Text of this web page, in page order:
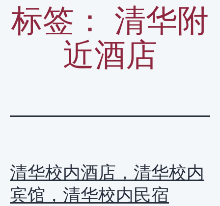
标签： 清华附
近酒店
清华校内酒店，清华校内
宾馆，清华校内民宿